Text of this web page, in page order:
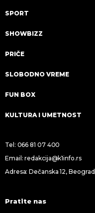
SPORT
SHOWBIZZ
PRIČE
SLOBODNO VREME
FUN BOX
KULTURA I UMETNOST
Tel: 066 81 07 400
Email:redakcija@k1info.rs
Adresa: Dečanska 12,
Pratite nas